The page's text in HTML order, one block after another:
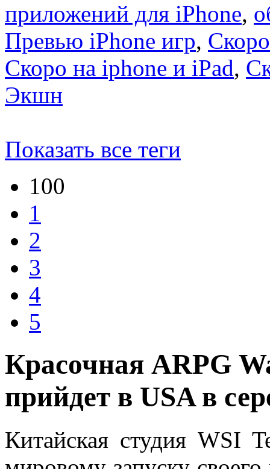
приложений для iPhone,
Превью iPhone игр,
Скоро на iphone и iPad,
Экшн
Показать все теги
100
1
2
3
4
5
Красочная ARPG
прийдет в USA в
Китайская студия WSI